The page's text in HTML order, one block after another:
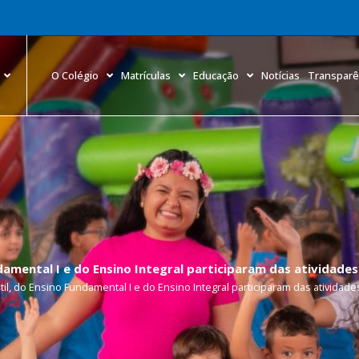
O Colégio Matrículas Educação Notícias
I e do Ensino Integral participaram das
do Ensino Fundamental I e do Ensino Integral participaram das